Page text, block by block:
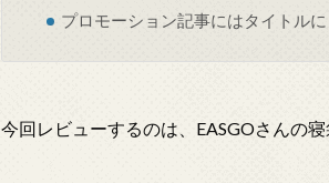
プロモーション記事にはタイトル
今回レビューするのは、EASGOさんの寝